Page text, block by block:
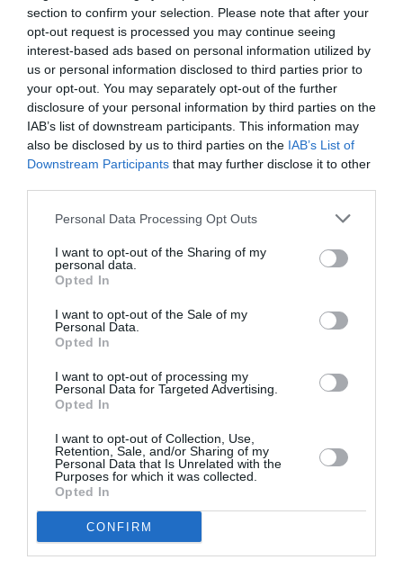
section to confirm your selection. Please note that after your
opt-out request is processed you may continue seeing
interest-based ads based on personal information utilized by
us or personal information disclosed to third parties prior to
your opt-out. You may separately opt-out of the further
disclosure of your personal information by third parties on the
IAB’s list of downstream participants. This information may
also be disclosed by us to third parties on the IAB’s List of
Downstream Participants that may further disclose it to other
Personal Data Processing Opt Outs
I want to opt-out of the Sharing of my
personal data.
Opted In
I want to opt-out of the Sale of my
Personal Data.
Opted In
I want to opt-out of processing my
Personal Data for Targeted Advertising.
Opted In
I want to opt-out of Collection, Use,
Retention, Sale, and/or Sharing of my
Personal Data that Is Unrelated with the
Purposes for which it was collected.
Opted In
CONFIRM
Instagram.com/kendalljenner
H ίδια δεν αμέλησε να προσθέσει στις
οποία συνδυάζονται τέλεια με τα καλοκαιρινά
Instagram.com/kendalljenner
Πέραν των ιδιαίτερων αποχρώσεων το μοντέλο